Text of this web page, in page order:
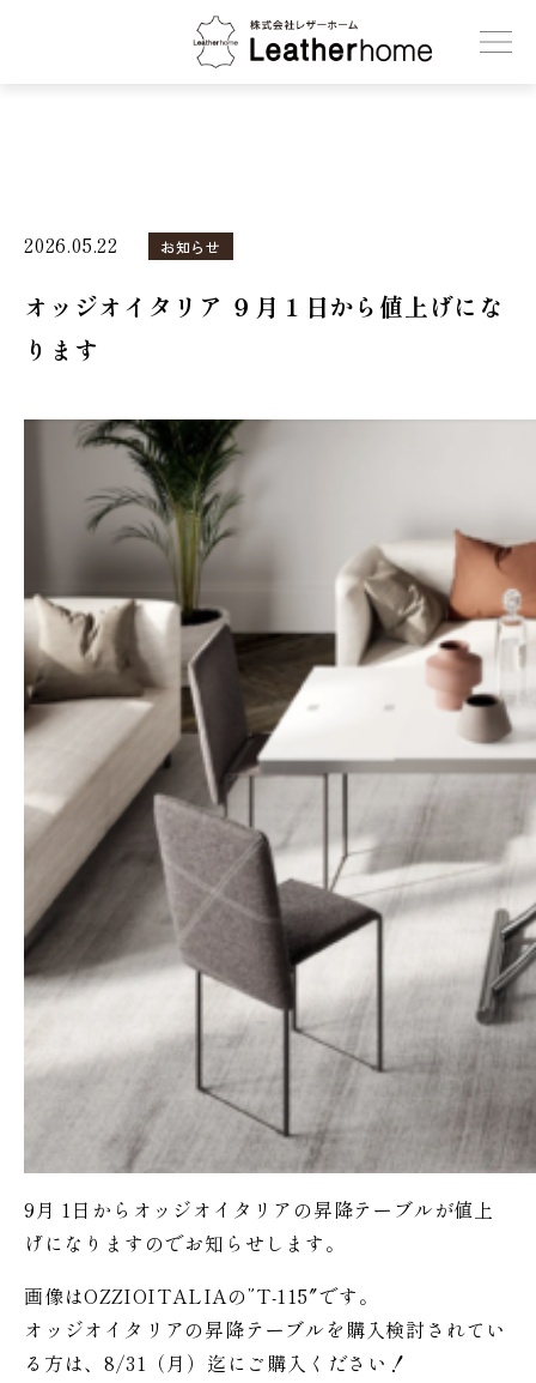
株式会社レザーホーム
2026.05.22 お知らせ
オッジオイタリア ９月１日から値上げにな
ります
9月 1日からオッジオイタリアの昇降テーブルが値上
げになりますのでお知らせします。
画像はOZZIOITALIAの”T-115″です。
オッジオイタリアの昇降テーブルを購入検討されてい
る方は、8/31（月）迄にご購入ください！